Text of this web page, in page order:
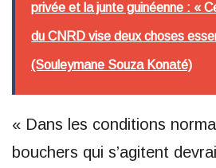
privée et la junte guinéenne : «
du CNRD vise deux choses
(Souleymane Souza Konaté)
« Dans les conditions
bouchers qui s’agitent